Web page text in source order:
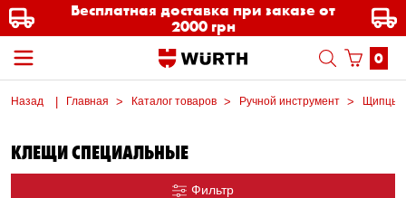
Бесплатная доставка при заказе от
2000 грн
0
Назад Главная Каталог товаров Ручной инструмент Щипцы,
КЛЕЩИ СПЕЦИАЛЬНЫЕ
Фильтр